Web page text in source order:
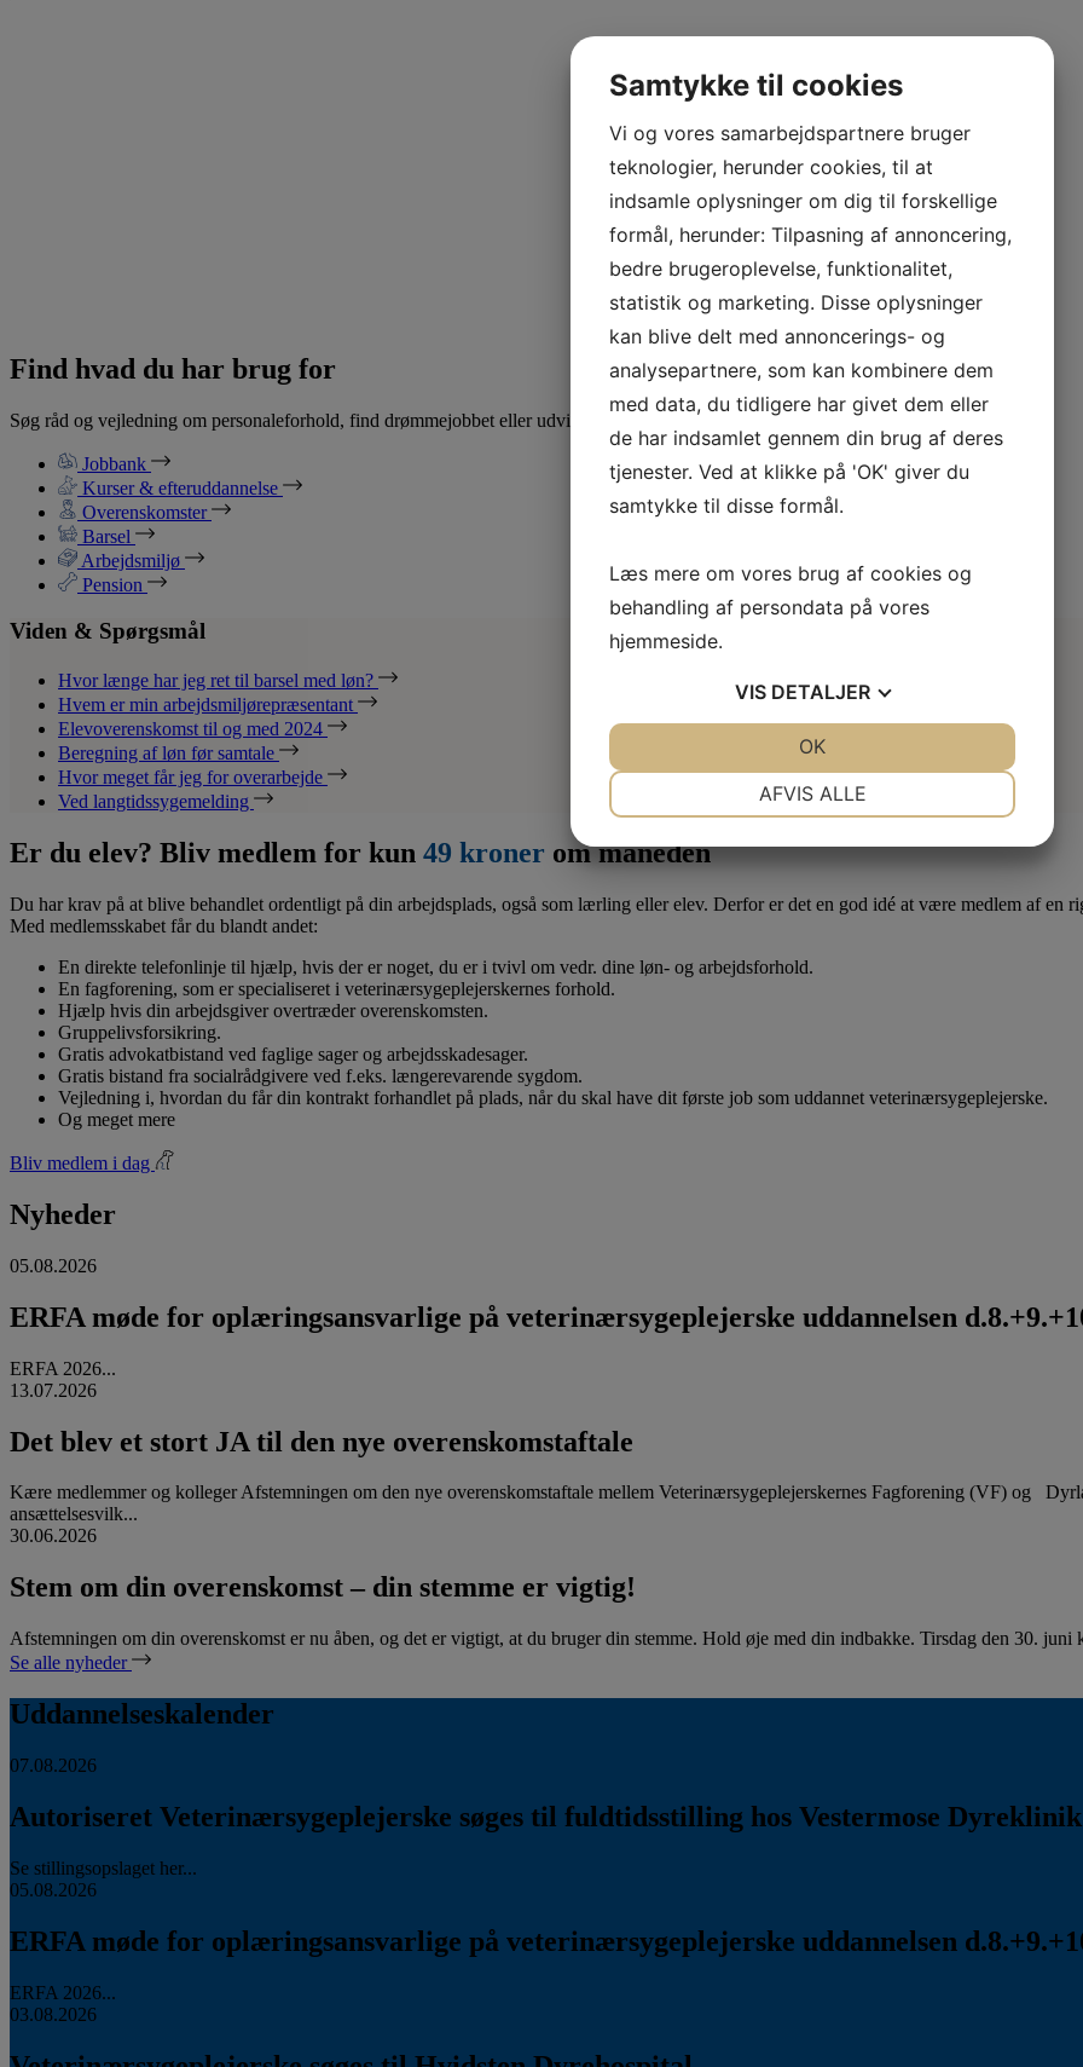
Find hvad du har brug for
Søg råd og vejledning om personaleforhold, find drømmejobbet eller udvid din viden med specialiserede kurser.
Jobbank
Kurser & efteruddannelse
Overenskomster
Barsel
Arbejdsmiljø
Pension
Viden & Spørgsmål
Hvor længe har jeg ret til barsel med løn?
Hvem er min arbejdsmiljørepræsentant
Elevoverenskomst til og med 2024
Beregning af løn før samtale
Hvor meget får jeg for overarbejde
Ved langtidssygemelding
Er du elev? Bliv medlem for kun 49 kroner om måneden
Du har krav på at blive behandlet ordentligt på din arbejdsplads, også som lærling eller elev. Derfor er det en god idé at være medlem af en
Med medlemsskabet får du blandt andet:
En direkte telefonlinje til hjælp, hvis der er noget, du er i tvivl om vedr. dine løn- og arbejdsforhold.
En fagforening, som er specialiseret i veterinærsygeplejerskernes forhold.
Hjælp hvis din arbejdsgiver overtræder overenskomsten.
Gruppelivsforsikring.
Gratis advokatbistand ved faglige sager og arbejdsskadesager.
Gratis bistand fra socialrådgivere ved f.eks. længerevarende sygdom.
Vejledning i, hvordan du får din kontrakt forhandlet på plads, når du skal have dit første job som uddannet veterinærsygeplejerske.
Og meget mere
Bliv medlem i dag
Nyheder
05.08.2026
ERFA møde for oplæringsansvarlige på veterinærsygeplejerske uddannelsen
ERFA 2026...
13.07.2026
Det blev et stort JA til den nye overenskomstaftale
Kære medlemmer og kolleger Afstemningen om den nye overenskomstaftale mellem Veterinærsygeplejerskernes Fagforening (VF) og
ansættelsesvilk...
30.06.2026
Stem om din overenskomst – din stemme er vigtig!
Afstemningen om din overenskomst er nu åben, og det er vigtigt, at du bruger din stemme. Hold øje med din indbakke. Tirsdag den 30.
Se alle nyheder
Uddannelseskalender
07.08.2026
Autoriseret Veterinærsygeplejerske søges til fuldtidsstilling hos Vestermose
Se stillingsopslaget her...
05.08.2026
ERFA møde for oplæringsansvarlige på veterinærsygeplejerske uddannelsen
ERFA 2026...
03.08.2026
Samtykke til cookies
Vi og vores samarbejdspartnere bruger
teknologier, herunder cookies, til at
indsamle oplysninger om dig til forskellige
formål, herunder: Tilpasning af annoncering,
bedre brugeroplevelse, funktionalitet,
statistik og marketing. Disse oplysninger
kan blive delt med annoncerings- og
analysepartnere, som kan kombinere dem
med data, du tidligere har givet dem eller
de har indsamlet gennem din brug af deres
tjenester. Ved at klikke på 'OK' giver du
samtykke til disse formål.
Læs mere om vores brug af cookies og
behandling af persondata på vores
hjemmeside.
VIS DETALJER
MARKETING
AFVIS ALLE
OK